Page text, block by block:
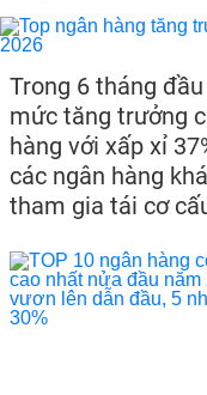
Trong 6 tháng
mức tăng trưởng
hàng với xấp xỉ
các ngân hàng
tham gia tái cơ